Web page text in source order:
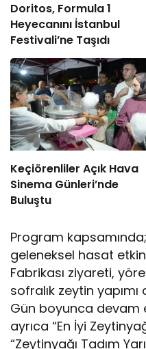
Doritos, Formula 1
Heyecanını İstanbul
Festivali’ne Taşıdı
Keçiörenliler Açık Hava
Sinema Günleri’nde
Buluştu
Program
geleneksel hasat
Fabrikası ziyareti,
sofralık zeytin
Gün boyunca devam
ayrıca “En İyi
“Zeytinyağı Tadım